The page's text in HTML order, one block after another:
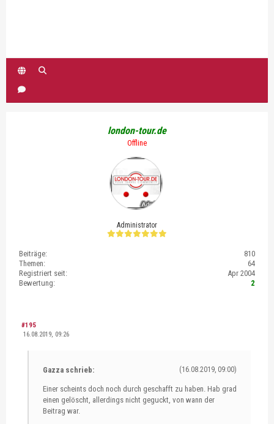
london-tour.de
Offline
Administrator
Beiträge:
810
Themen:
64
Registriert seit:
Apr 2004
Bewertung:
2
#195
16.08.2019, 09:26
(16.08.2019, 09:00)
Gazza schrieb:
Einer scheints doch noch durch geschafft zu haben. Hab grad
einen gelöscht, allerdings nicht geguckt, von wann der
Beitrag war.